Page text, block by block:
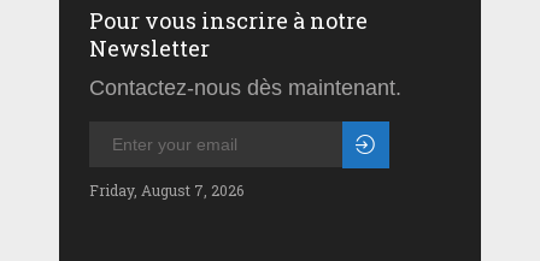
Pour vous inscrire à notre
Newsletter
Contactez-nous dès maintenant.
Friday, August 7, 2026